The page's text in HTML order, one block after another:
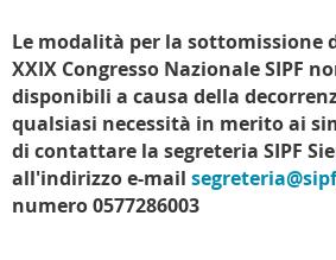
Le modalità per la sottomissione
XXIX Congresso Nazionale SIPF
disponibili a causa della
qualsiasi necessità in merito ai
di contattare la segreteria SIPF
all'indirizzo e-mail
numero 0577286003